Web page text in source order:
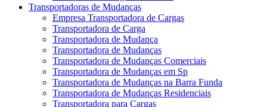
Transportadoras de Mudanças
Empresa Transportadora de Cargas
Transportadora de Carga
Transportadora de Mudança
Transportadora de Mudanças
Transportadora de Mudanças Comerciais
Transportadora de Mudanças em Sp
Transportadora de Mudanças na Barra Funda
Transportadora de Mudanças Residenciais
Transportadora para Cargas